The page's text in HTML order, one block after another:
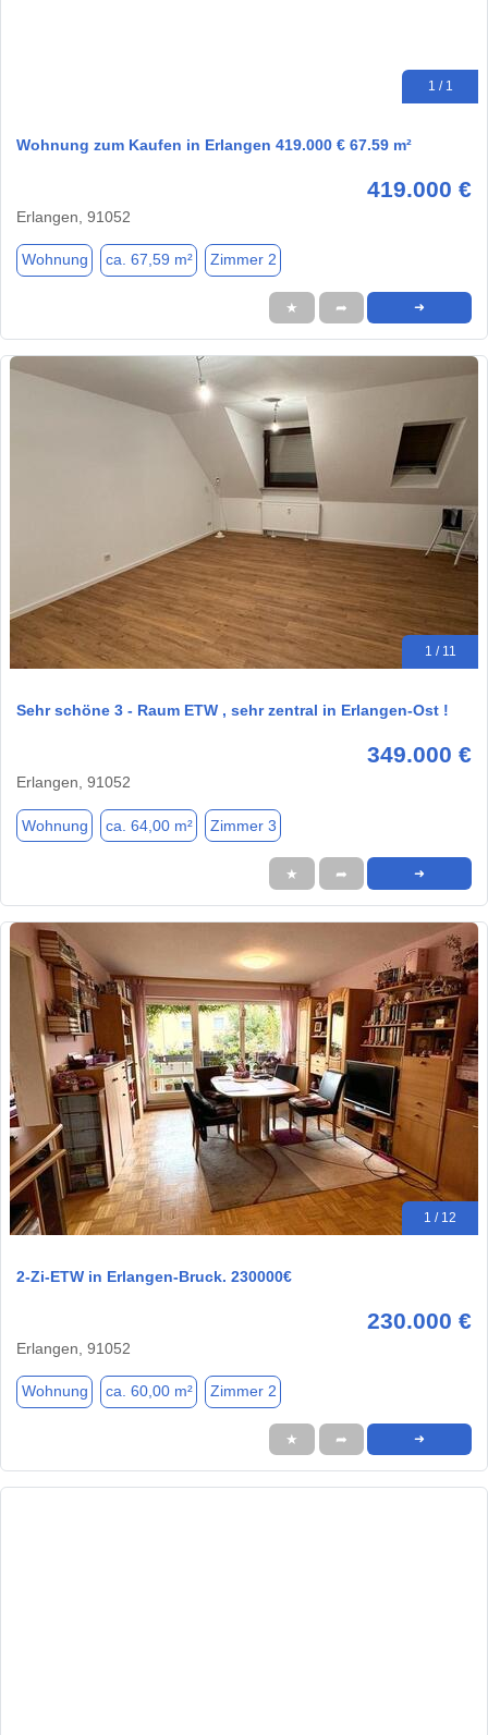
1 / 1
Wohnung zum Kaufen in Erlangen 419.000 € 67.59 m²
419.000 €
Erlangen, 91052
Wohnung ca. 67,59 m² Zimmer 2
★ ➦ ➜
1 / 11
Sehr schöne 3 - Raum ETW , sehr zentral in Erlangen-Ost !
349.000 €
Erlangen, 91052
Wohnung ca. 64,00 m² Zimmer 3
★ ➦ ➜
1 / 12
2-Zi-ETW in Erlangen-Bruck. 230000€
230.000 €
Erlangen, 91052
Wohnung ca. 60,00 m² Zimmer 2
★ ➦ ➜